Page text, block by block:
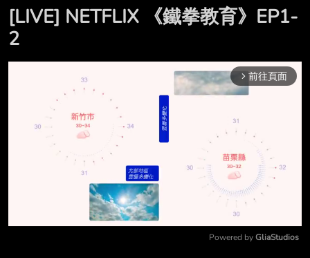
[LIVE] NETFLIX 《鐵拳教育》EP1-
2
arrow_forward_ios 前往頁面
Powered by GliaStudios